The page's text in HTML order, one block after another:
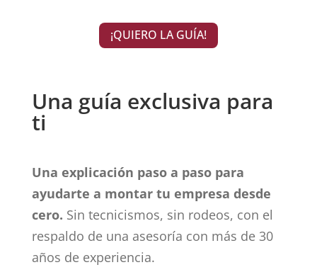
¡QUIERO LA GUÍA!
Una guía exclusiva para
ti
Una explicación paso a paso para
ayudarte a montar tu empresa desde
cero. Sin tecnicismos, sin rodeos, con el
respaldo de una asesoría con más de 30
años de experiencia.